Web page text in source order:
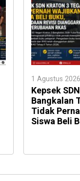
1 Agustus
Kepsek
Bangkalan
Tidak
Siswa Beli